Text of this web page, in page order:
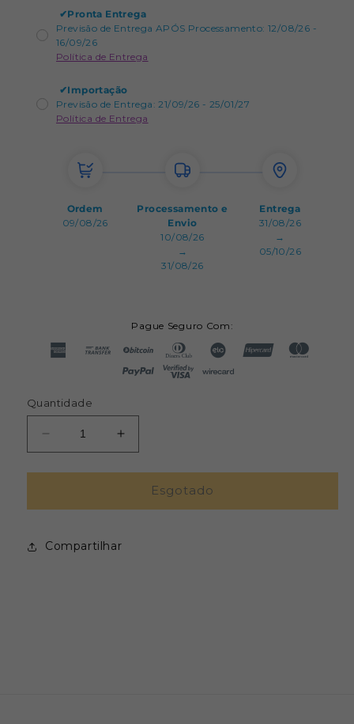
✔Pronta Entrega
Previsão de Entrega APÓS Processamento: 12/08/26 -
16/09/26
Política de Entrega
✔Importação
Previsão de Entrega: 21/09/26 - 25/01/27
Política de Entrega
Ordem
09/08/26
Processamento e
Envio
10/08/26
→
31/08/26
Entrega
31/08/26
→
05/10/26
Pague Seguro Com:
Quantidade
Diminuir
a
quantidade
Pomander
Umbilical
Aumentar
a
quantidade
Pomander
Umbilical
Esgotado
Compartilhar